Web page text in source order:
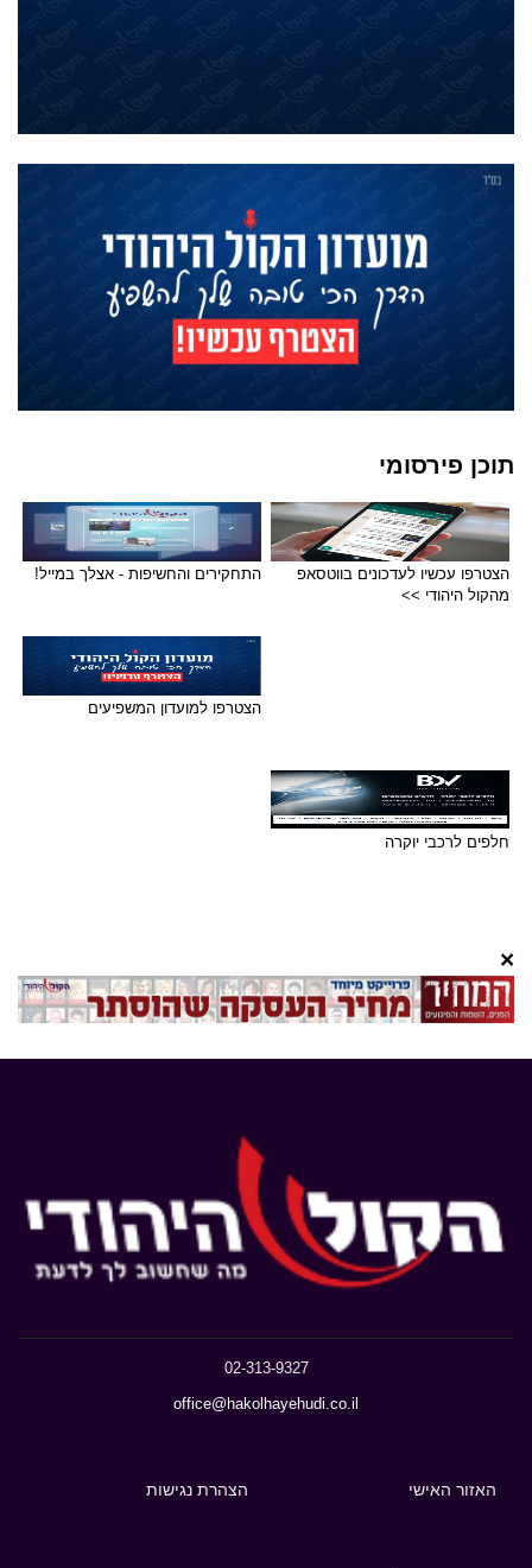
תוכן פירסומי
הצטרפו עכשיו לעדכונים בווטסאפ
מהקול היהודי >>
התחקירים והחשיפות - אצלך במייל!
הצטרפו למועדון המשפיעים
חלפים לרכבי יוקרה
×
02-313-9327
office@hakolhayehudi.co.il
האזור האישי הצהרת נגישות